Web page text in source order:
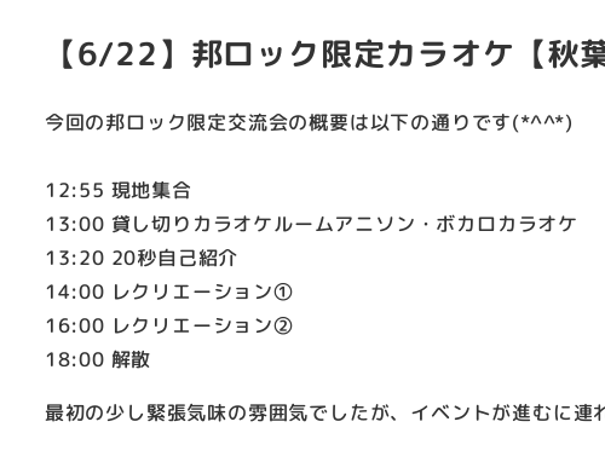
【6/22】邦ロック限定カラオケ【秋葉
今回の邦ロック限定交流会の概要は以下の通りです(*^^*)
12:55 現地集合
13:00 貸し切りカラオケルームアニソン・ボカロカラオケ
13:20 20秒自己紹介
14:00 レクリエーション①
16:00 レクリエーション②
18:00 解散
最初の少し緊張気味の雰囲気でしたが、イベントが進むに